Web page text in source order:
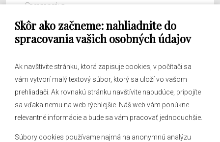
Skôr ako začneme: nahliadnite do
spracovania vašich osobných údajov
Ak navštívite stránku, ktorá zapisuje cookies, v počítači sa
vám vytvorí malý textový súbor, ktorý sa uloží vo vašom
prehliadači. Ak rovnakú stránku navštívite nabudúce, pripojíte
sa vďaka nemu na web rýchlejšie. Náš web vám ponúkne
relevantné informácie a bude sa vám pracovať jednoduchšie.
Súbory cookies používame najmä na anonymnú analýzu
Samospráva
Obecný úrad
O obci
Hlásenia obecného rozhlasu